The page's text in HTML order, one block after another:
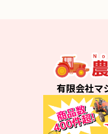
有限会社マ